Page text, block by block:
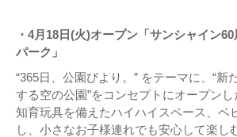
・4月18日(火)オープン「サンシャイン
パーク」
“365日、公園びより。” をテーマに、“新
する空の公園”をコンセプトにオープン
知育玩具を備えたハイハイスペース、ベ
し、小さなお子様連れでも安心して楽し